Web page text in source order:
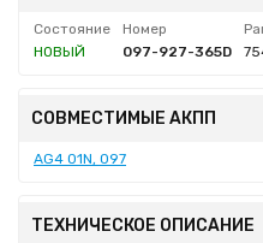
Состояние Номер
НОВЫЙ
097-927-365D
СОВМЕСТИМЫЕ АКПП
AG4 01N, 097
ТЕХНИЧЕСКОЕ ОПИСАНИЕ